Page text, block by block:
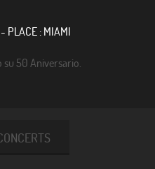
PLACE : MIAMI
su 50 Aniversario.